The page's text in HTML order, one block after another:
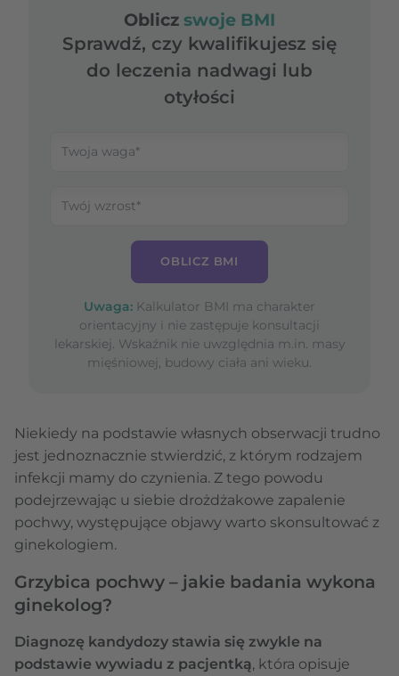
Oblicz swoje BMI
Sprawdź, czy kwalifikujesz się
do leczenia nadwagi lub
otyłości
OBLICZ BMI
Uwaga: Kalkulator BMI ma charakter
orientacyjny i nie zastępuje konsultacji
lekarskiej. Wskaźnik nie uwzględnia m.in. masy
mięśniowej, budowy ciała ani wieku.
Niekiedy na podstawie własnych obserwacji trudno
jest jednoznacznie stwierdzić, z którym rodzajem
infekcji mamy do czynienia. Z tego powodu
podejrzewając u siebie drożdżakowe zapalenie
pochwy, występujące objawy warto skonsultować z
ginekologiem.
Grzybica pochwy – jakie badania wykona
ginekolog?
Diagnozę kandydozy stawia się zwykle na
podstawie wywiadu z pacjentką, która opisuje